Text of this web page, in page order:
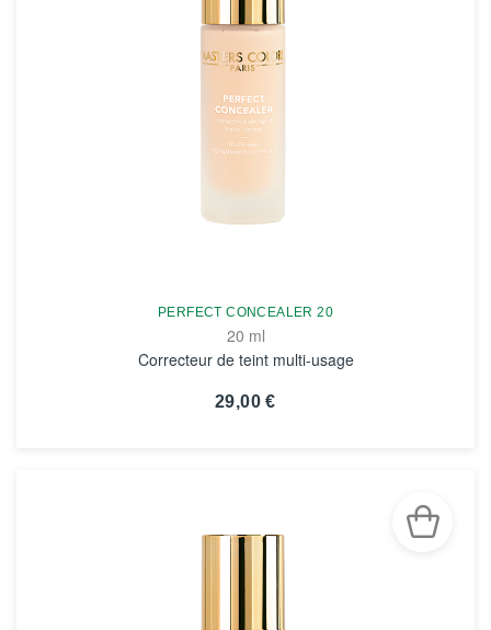
PERFECT CONCEALER 20
20 ml
Correcteur de teint multi-usage
29,00 €